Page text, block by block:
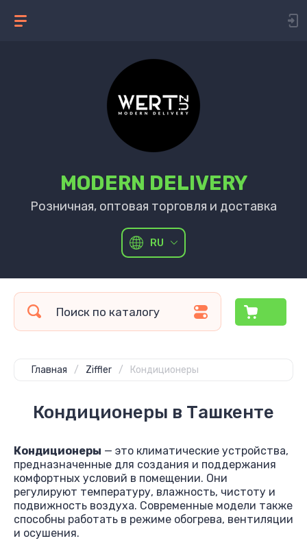
MODERN DELIVERY
Розничная, оптовая торговля и доставка
RU
Главная / Ziffler / Кондиционеры
Кондиционеры в Ташкенте
Кондиционеры — это климатические устройства,
предназначенные для создания и поддержания
комфортных условий в помещении. Они
регулируют температуру, влажность, чистоту и
подвижность воздуха. Современные модели также
способны работать в режиме обогрева, вентиляции
и осушения.